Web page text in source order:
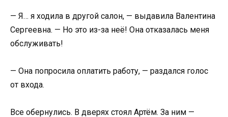
— Я… я ходила в другой салон, — выдавила Валентина
Сергеевна. — Но это из-за неё! Она отказалась меня
обслуживать!
— Она попросила оплатить работу, — раздался голос
от входа.
Все обернулись. В дверях стоял Артём. За ним —